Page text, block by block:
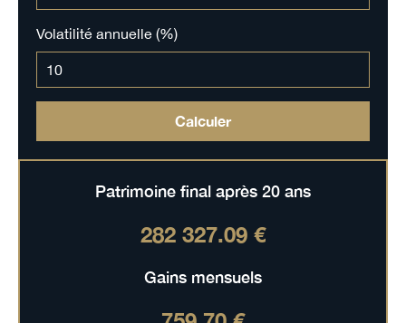
Volatilité annuelle (%)
Calculer
Patrimoine final après 20 ans
282 327.09 €
Gains mensuels